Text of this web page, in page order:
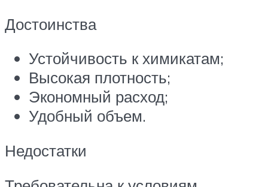
Достоинства
Устойчивость к химикатам;
Высокая плотность;
Экономный расход;
Удобный объем.
Недостатки